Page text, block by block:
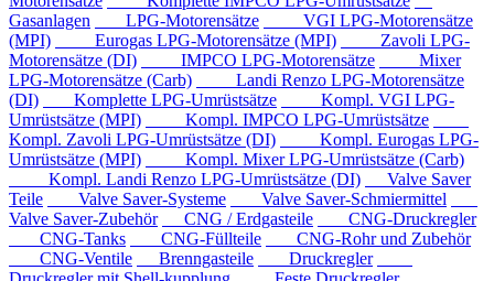
Gasanlagen
LPG-Motorensätze
VGI LPG-Motorensätze
(MPI)
Eurogas LPG-Motorensätze (MPI)
Zavoli LPG-
Motorensätze (DI)
IMPCO LPG-Motorensätze
Mixer
LPG-Motorensätze (Carb)
Landi Renzo LPG-Motorensätze
(DI)
Komplette LPG-Umrüstsätze
Kompl. VGI LPG-
Umrüstsätze (MPI)
Kompl. IMPCO LPG-Umrüstsätze
Kompl. Zavoli LPG-Umrüstsätze (DI)
Kompl. Eurogas LPG-
Umrüstsätze (MPI)
Kompl. Mixer LPG-Umrüstsätze (Carb)
Kompl. Landi Renzo LPG-Umrüstsätze (DI)
Valve Saver
Teile
Valve Saver-Systeme
Valve Saver-Schmiermittel
Valve Saver-Zubehör
CNG / Erdgasteile
CNG-Druckregler
CNG-Tanks
CNG-Füllteile
CNG-Rohr und Zubehör
CNG-Ventile
Brenngasteile
Druckregler